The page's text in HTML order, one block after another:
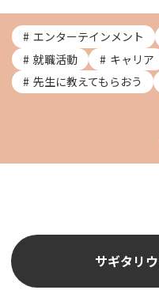
エンターテインメント
就職活動
キャリア
先生に教えてもらおう
サギタリ